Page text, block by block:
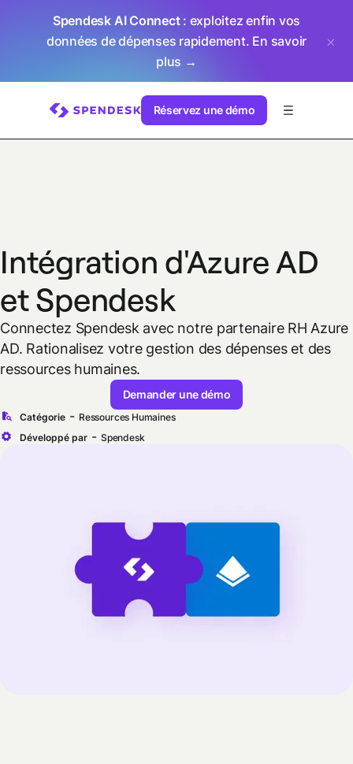
Spendesk AI Connect: exploitez enfin vos
données de dépenses rapidement. En savoir
plus →
Réservez une démo
Intégration d'Azure AD
et Spendesk
Connectez Spendesk avec notre partenaire RH Azure
AD. Rationalisez votre gestion des dépenses et des
ressources humaines.
Demander une démo
Catégorie - Ressources Humaines
Développé par - Spendesk